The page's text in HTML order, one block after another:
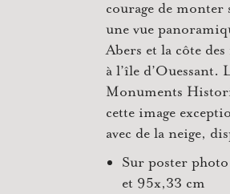
courage de monter
une vue
Abers et la côte
à l’île d’Ouessant.
Monuments
cette image
avec de la neige,
Sur poster
et 95x,33 cm